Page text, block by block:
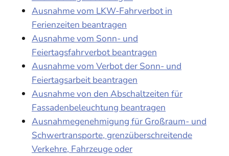
Ausnahme vom LKW-Fahrverbot in
Ferienzeiten beantragen
Ausnahme vom Sonn- und
Feiertagsfahrverbot beantragen
Ausnahme vom Verbot der Sonn- und
Feiertagsarbeit beantragen
Ausnahme von den Abschaltzeiten für
Fassadenbeleuchtung beantragen
Ausnahmegenehmigung für Großraum- und
Schwertransporte, grenzüberschreitende
Verkehre, Fahrzeuge oder